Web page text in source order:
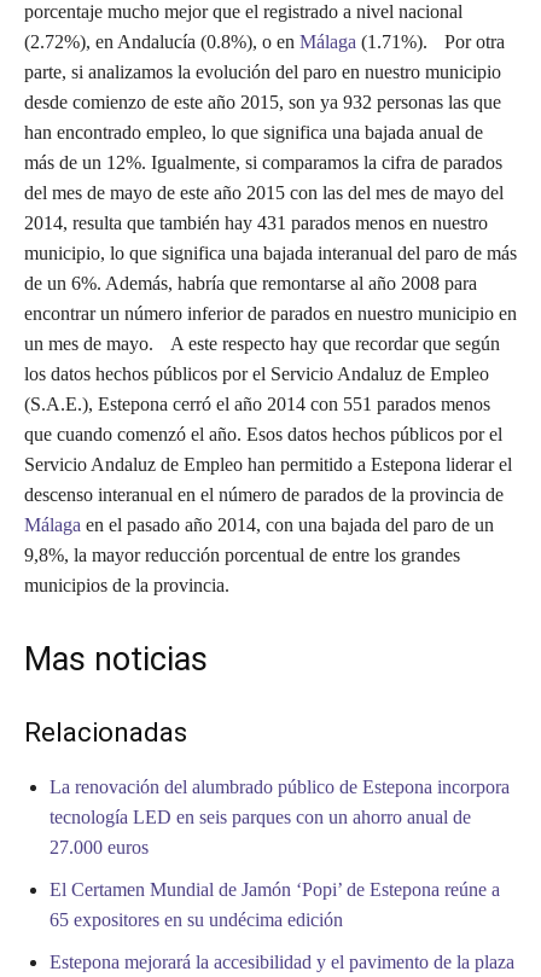
porcentaje mucho mejor que el registrado a nivel nacional
(2.72%), en Andalucía (0.8%), o en Málaga (1.71%). Por otra
parte, si analizamos la evolución del paro en nuestro municipio
desde comienzo de este año 2015, son ya 932 personas las que
han encontrado empleo, lo que significa una bajada anual de
más de un 12%. Igualmente, si comparamos la cifra de parados
del mes de mayo de este año 2015 con las del mes de mayo del
2014, resulta que también hay 431 parados menos en nuestro
municipio, lo que significa una bajada interanual del paro de más
de un 6%. Además, habría que remontarse al año 2008 para
encontrar un número inferior de parados en nuestro municipio en
un mes de mayo. A este respecto hay que recordar que según
los datos hechos públicos por el Servicio Andaluz de Empleo
(S.A.E.), Estepona cerró el año 2014 con 551 parados menos
que cuando comenzó el año. Esos datos hechos públicos por el
Servicio Andaluz de Empleo han permitido a Estepona liderar el
descenso interanual en el número de parados de la provincia de
Málaga en el pasado año 2014, con una bajada del paro de un
9,8%, la mayor reducción porcentual de entre los grandes
municipios de la provincia.
Mas noticias
Relacionadas
La renovación del alumbrado público de Estepona incorpora
tecnología LED en seis parques con un ahorro anual de
27.000 euros
El Certamen Mundial de Jamón ‘Popi’ de Estepona reúne a
65 expositores en su undécima edición
Estepona mejorará la accesibilidad y el pavimento de la plaza